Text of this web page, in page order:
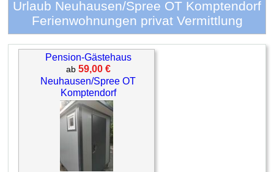
Urlaub Neuhausen/Spree OT Komptendorf
Ferienwohnungen privat Vermittlung
Pension-Gästehaus
ab 59,00 €
Neuhausen/Spree OT
Komptendorf